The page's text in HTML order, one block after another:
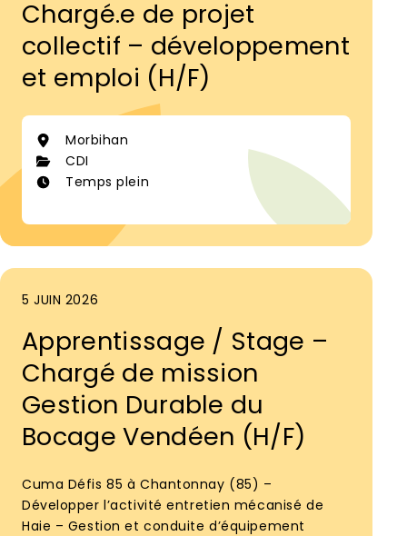
Chargé.e de projet
collectif – développement
et emploi (H/F)
Morbihan
CDI
Temps plein
5 JUIN 2026
Apprentissage / Stage –
Chargé de mission
Gestion Durable du
Bocage Vendéen (H/F)
Cuma Défis 85 à Chantonnay (85) –
Développer l’activité entretien mécanisé de
Haie – Gestion et conduite d’équipement